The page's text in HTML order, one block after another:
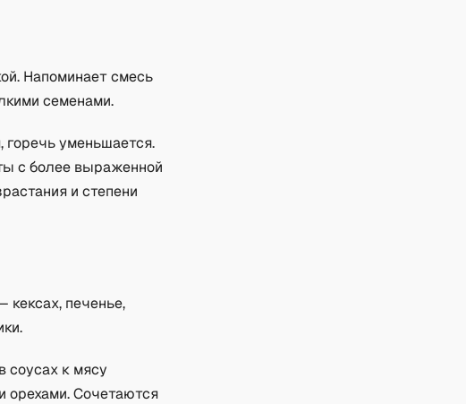
Напоминает смесь
семенами.
горечь уменьшается.
с более выраженной
и степени
печенье,
соусах к мясу
орехами. Сочетаются